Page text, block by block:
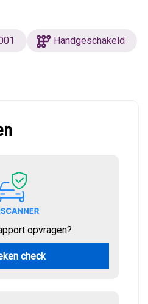
Handgeschakeld
opvragen?
check